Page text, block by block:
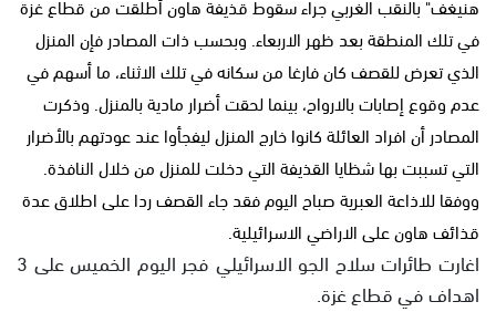
في تلك المنطقة بعد ظهر الاربعاء. وبحسب ذات المصادر فإن المنزل
الذي تعرض للقصف كان فارغا من سكانه في تلك الاثناء، ما أسهم في
عدم وقوع إصابات بالارواح، بينما لحقت أضرار مادية بالمنزل. وذكرت
المصادر أن افراد العائلة كانوا خارج المنزل ليفجأوا عند عودتهم بالأضرار
التي تسببت بها شظايا القذيفة التي دخلت للمنزل من خلال النافذة.
ووفقا للاذاعة العبرية صباح اليوم فقد جاء القصف ردا على اطلاق عدة
قذائف هاون على الاراضي الاسرائيلية.
اغارت طائرات سلاح الجو الاسرائيلي فجر اليوم الخميس على 3
اهداف في قطاع غزة.